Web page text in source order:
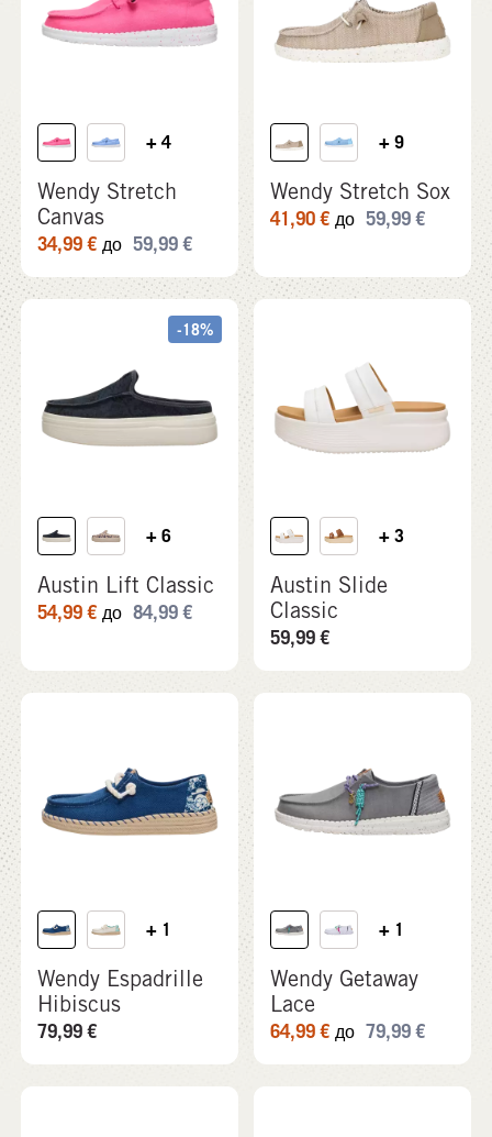
+ 4
Wendy Stretch
Canvas
34,99€ до 59,99€
+ 9
Wendy Stretch Sox
41,90€ до 59,99€
-18%
+ 6
Austin Lift Classic
54,99€ до 84,99€
+ 3
Austin Slide
Classic
59,99€
+ 1
Wendy Espadrille
Hibiscus
79,99€
+ 1
Wendy Getaway
Lace
64,99€ до 79,99€